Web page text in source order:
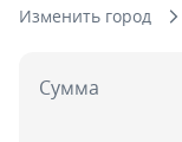
Изменить город
Сумма